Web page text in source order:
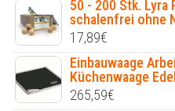
50 - 200 Stk.
schalenfrei ohne
17,89€
Einbauwaage
Küchenwaage
265,59€